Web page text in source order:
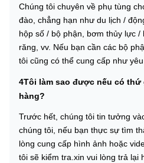
Chúng tôi chuyên về phụ tùng
đào, chẳng hạn như du lịch /
hộp số / bộ phận, bơm thủy lực /
răng, vv. Nếu bạn cần các bộ
tôi cũng có thể cung cấp như yêu
4Tôi làm sao được nếu có
hàng?
Trước hết, chúng tôi tin tưởng
chúng tôi, nếu bạn thực sự tìm
lòng cung cấp hình ảnh hoặc
tôi sẽ kiểm tra.xin vui lòng trả lại